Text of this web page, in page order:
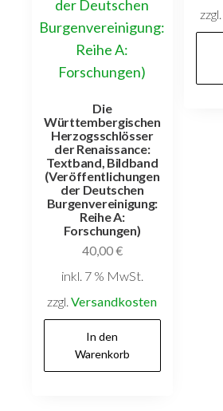
Die
Württembergischen
Herzogsschlösser
der Renaissance:
Textband, Bildband
(Veröffentlichungen
der Deutschen
Burgenvereinigung:
Reihe A:
Forschungen)
40,00€
inkl. 7 % MwSt.
zzgl.Versandkosten
In den
Warenkorb
zzgl.